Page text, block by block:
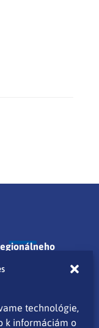
technológie,
k informáciám o